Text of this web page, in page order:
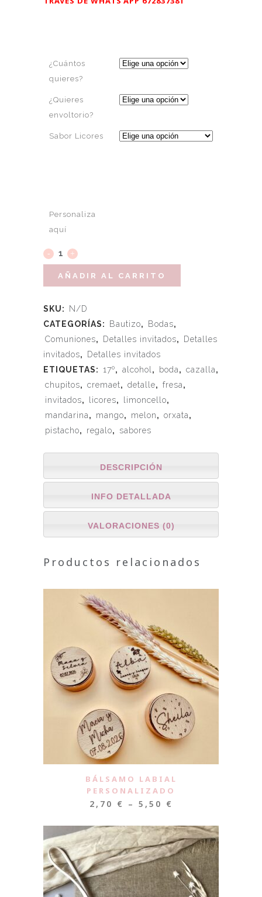
¿Cuántos
quieres?
¿Quieres
envoltorio?
Sabor Licores
Personaliza
aquí
AÑADIR AL CARRITO
SKU:
N/D
CATEGORÍAS:
Bautizo, Bodas,
Comuniones, Detalles invitados,
Detalles
invitados,
Detalles invitados
ETIQUETAS: 17º, alcohol , boda, cazalla,
chupitos, cremaet, detalle, fresa,
invitados, licores, limoncello,
mandarina, mango, melon, orxata,
pistacho, regalo, sabores
DESCRIPCIÓN
INFO DETALLADA
VALORACIONES (0)
Productos relacionados
BÁLSAMO LABIAL
PERSONALIZADO
2,70 € – 5,50 €